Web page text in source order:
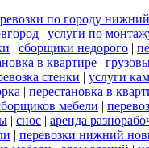
по городу
| услуги по
| сборщики недорого |
в квартире |
стенки | услуги
| перестановка в
мебели |
| снос | аренда
| перевозки нижний